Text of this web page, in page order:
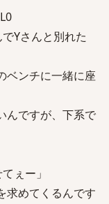
Yさんと別れた
ベンチに一緒に座
んですが、下系で
ぇー」
求めてくるんです